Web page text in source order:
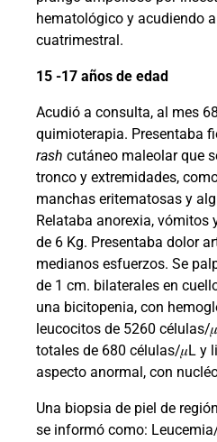
hematológico y acudiendo
cuatrimestral.
15 -17 años de edad
Acudió a consulta, al mes
quimioterapia. Presentaba
rash cutáneo maleolar que
tronco y extremidades,
manchas eritematosas y
Relataba anorexia, vómitos
de 6 Kg. Presentaba dolor
medianos esfuerzos. Se
de 1 cm. bilaterales en
una bicitopenia, con
leucocitos de 5260 células/𝜇
totales de 680 células/𝜇L y
aspecto anormal, con
Una biopsia de piel de
se informó como: